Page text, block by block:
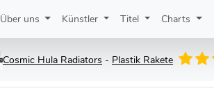
Über uns Künstler Titel Charts
Cosmic Hula Radiators - Plastik Rakete